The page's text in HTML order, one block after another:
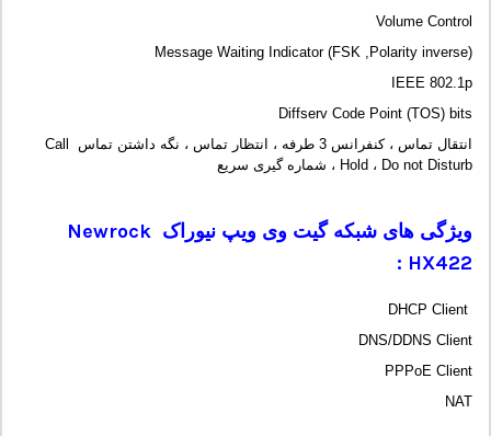
Volume Control
Message Waiting Indicator (FSK ,Polarity inverse)
IEEE 802.1p
Diffserv Code Point (TOS) bits
انتقال تماس ، کنفرانس 3 طرفه ، انتظار تماس ، نگه داشتن تماس Call
Hold ، Do not Disturb ، شماره گیری سریع
ویژگی های شبکه گیت وی ویپ نیوراک Newrock
HX422
:
DNS/DDNS Client
PPPoE Client
NAT